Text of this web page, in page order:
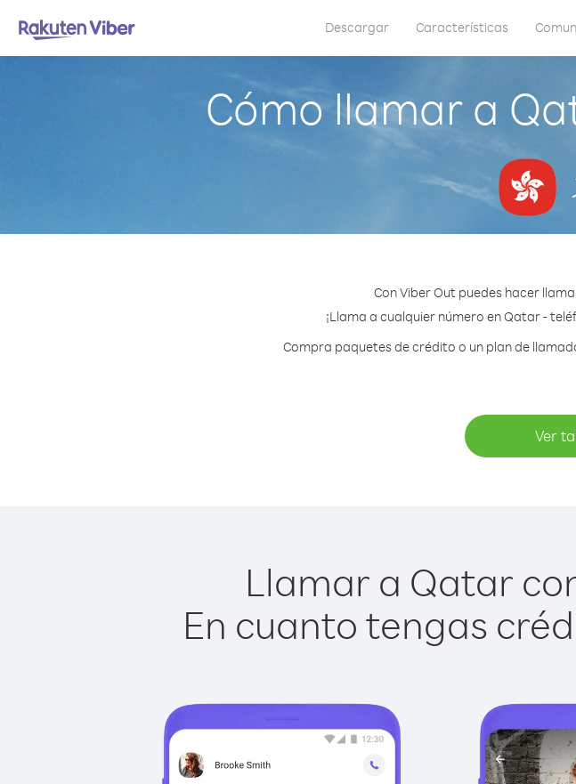
Descargar Características
Cómo llamar a
Con Viber Out puedes hacer
¡Llama a cualquier número en Qatar -
Compra paquetes de crédito o un plan de
Ver
Llamar a Qatar
En cuanto tengas